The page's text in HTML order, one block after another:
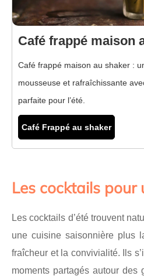
Café frappé maison
Café frappé maison au shaker :
mousseuse et rafraîchissante
parfaite pour l’été.
Café Frappé au shaker
Les cocktails pour
Les cocktails d’été trouvent
une cuisine saisonnière plus
fraîcheur et la convivialité. Ils
moments partagés autour des